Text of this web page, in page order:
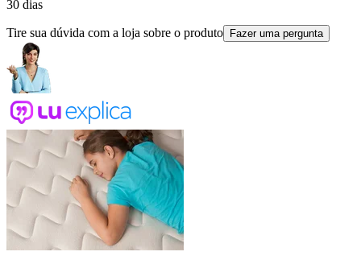
30 dias
Tire sua dúvida com a loja sobre o produto Fazer uma pergunta